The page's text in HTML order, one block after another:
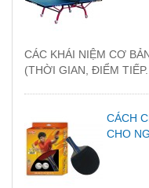
CÁC KHÁI NIỆM CƠ
(THỜI GIAN, ĐIỂM
CÁCH
CHO